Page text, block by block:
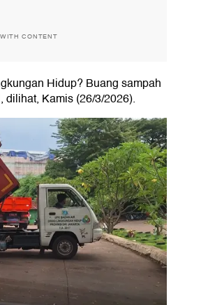
CONTENT
Hidup? Buang sampah
Kamis (26/3/2026).